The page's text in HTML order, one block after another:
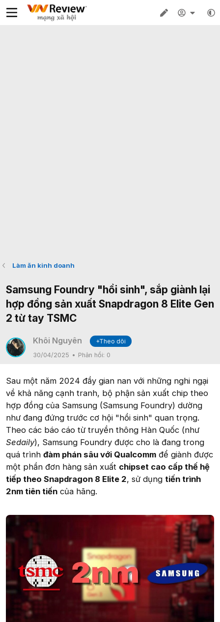
Làm ăn kinh doanh
Samsung Foundry "hồi sinh", sắp giành lại
hợp đồng sản xuất Snapdragon 8 Elite Gen
2 từ tay TSMC
Khôi Nguyên
+Theo dõi
30/04/2025
Phản hồi: 0
Sau một năm 2024 đầy gian nan với những nghi ngại
về khả năng cạnh tranh, bộ phận sản xuất chip theo
hợp đồng của Samsung (Samsung Foundry) dường
như đang đứng trước cơ hội "hồi sinh" quan trọng.
Theo các báo cáo từ truyền thông Hàn Quốc (như
Sedaily), Samsung Foundry được cho là đang trong
quá trình đàm phán sâu với Qualcomm để giành được
một phần đơn hàng sản xuất chipset cao cấp thế hệ
tiếp theo Snapdragon 8 Elite 2, sử dụng tiến trình
2nm tiên tiến của hãng.